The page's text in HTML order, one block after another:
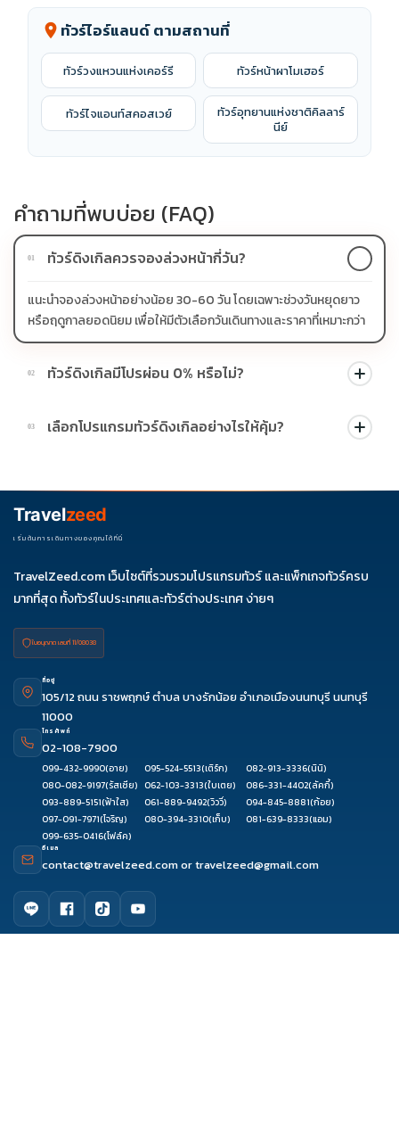
location_on ทัวร์ไอร์แลนด์ ตามสถานที่
ทัวร์วงแหวนแห่งเคอร์รี ทัวร์หน้าผาโมเฮอร์
ทัวร์ไจแอนท์สคอสเวย์
ทัวร์อุทยานแห่งชาติคิลลาร์
นีย์
คำถามที่พบบ่อย (FAQ)
01 ทัวร์ดิงเกิลควรจองล่วงหน้ากี่วัน?
แนะนำจองล่วงหน้าอย่างน้อย 30-60 วัน โดยเฉพาะช่วงวันหยุดยาว
หรือฤดูกาลยอดนิยม เพื่อให้มีตัวเลือกวันเดินทางและราคาที่เหมาะกว่า
02 ทัวร์ดิงเกิลมีโปรผ่อน 0% หรือไม่?
บางโปรแกรมมีโปรผ่อน 0% หรือโปรโมชั่นบัตรเครดิตตามเงื่อนไขที่
บริษัทกำหนด สามารถดูสัญลักษณ์โปรโมชั่นในรายการทัวร์แต่ละ
03 เลือกโปรแกรมทัวร์ดิงเกิลอย่างไรให้คุ้ม?
ช่วงราคา ไม่ควรเทียบจากราคาต่ำสุดเพียงอย่างเดียว
ดูรีวิว ติดต่อเซล
Travelzeed
เริ่มต้นการเดินทางของคุณได้ที่นี่
TravelZeed.com เว็บไซต์ที่รวมรวมโปรแกรมทัวร์ และแพ็กเกจทัวร์ครบ
มากที่สุด ทั้งทัวร์ในประเทศและทัวร์ต่างประเทศ ง่ายๆ
ใบอนุญาต เลขที่ 11/08038
ที่อยู่
105/12 ถนน ราชพฤกษ์ ตำบล บางรักน้อย อำเภอเมืองนนทบุรี นนทบุรี
11000
โทรศัพท์
02-108-7900
099-432-9990(อาย) 095-524-5513(เติร์ก) 082-913-3336(นินิ)
080-082-9197(รัสเซีย) 062-103-3313(ใบเตย) 086-331-4402(ลัคกี้)
093-889-5151(ฟ้าใส) 061-889-9492(วิววี่) 094-845-8881(ก้อย)
097-091-7971(โจริญ) 080-394-3310(เก็บ) 081-639-8333(แอม)
099-635-0416(โฟล์ค)
อีเมล
contact@travelzeed.comortravelzeed@gmail.com